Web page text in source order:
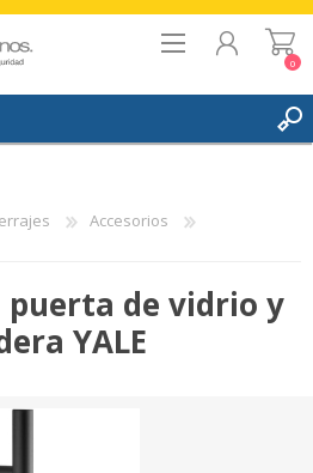
0
Accesorios
de vidrio y
YALE